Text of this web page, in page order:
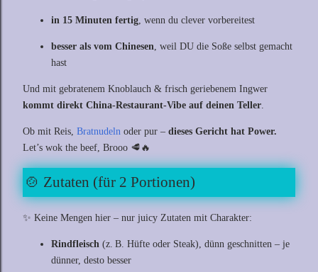
in 15 Minuten fertig , wenn du clever vorbereitest
besser als vom Chinesen , weil DU die Soße selbst gemacht
hast
Und mit gebratenem Knoblauch & frisch geriebenem Ingwer
kommt direkt China-Restaurant-Vibe auf deinen Teller
Ob mit Reis, Bratnudeln oder pur – dieses Gericht hat Power.
Let’s wok the beef, Brooo 🥩🔥
🍲 Zutaten (für 2 Portionen)
✨ Keine Mengen hier – nur juicy Zutaten mit Charakter:
Rindfleisch (z. B. Hüfte oder Steak), dünn geschnitten – je
dünner, desto besser